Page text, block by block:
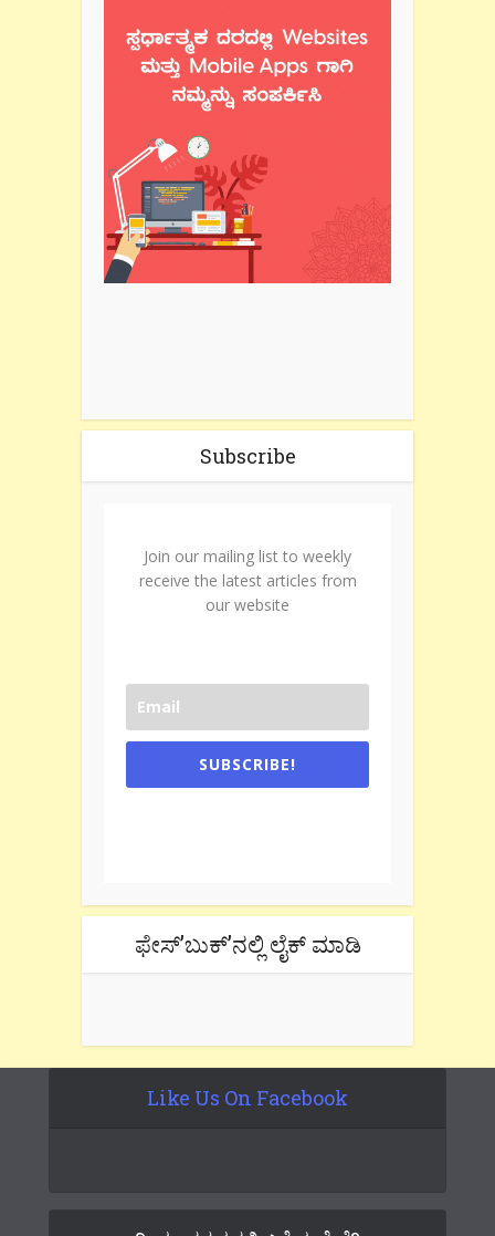
Subscribe
Join our mailing list to weekly
receive the latest articles from
our website
SUBSCRIBE!
ಫೇಸ್’ಬುಕ್’ನಲ್ಲಿ ಲೈಕ್ ಮಾಡಿ
Like Us On Facebook